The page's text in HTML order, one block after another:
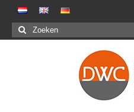
Zoeken
naar: